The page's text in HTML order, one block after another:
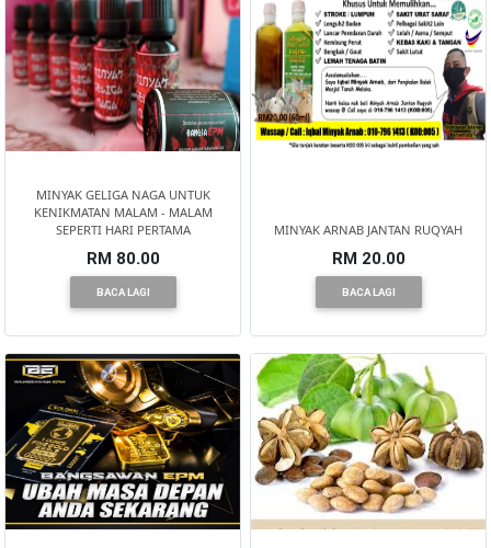
MINYAK GELIGA NAGA UNTUK
KENIKMATAN MALAM - MALAM
SEPERTI HARI PERTAMA
RM 80.00
BACA LAGI
MINYAK ARNAB JANTAN RUQYAH
RM 20.00
BACA LAGI